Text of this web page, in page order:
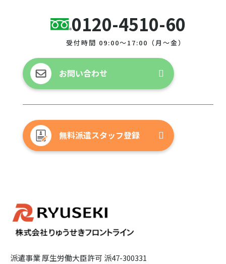
0120-4510-60
受付時間 09:00～17:00（月～金）
お問い合わせ
無料派遣スタッフ登録
派遣事業 厚生労働大臣許可 派47-300331